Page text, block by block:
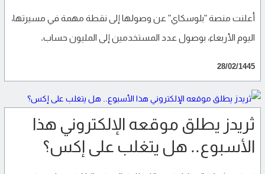
أعلنت منصة "بلوسكاي" عن وصولها إلى نقطة مهمة في مسيرتها،
اليوم الأربعاء، بوصول عدد المستخدمين إلى المليون حساب.
28/02/1445
ثريدز يطلق موقعه الإلكتروني هذا
الأسبوع.. هل يتغلب على إكس؟